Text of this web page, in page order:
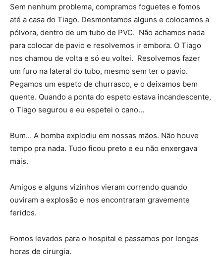
Sem nenhum problema, compramos foguetes e fomos
até a casa do Tiago. Desmontamos alguns e colocamos a
pólvora, dentro de um tubo de PVC. Não achamos nada
para colocar de pavio e resolvemos ir embora. O Tiago
nos chamou de volta e só eu voltei. Resolvemos fazer
um furo na lateral do tubo, mesmo sem ter o pavio.
Pegamos um espeto de churrasco, e o deixamos bem
quente. Quando a ponta do espeto estava incandescente,
o Tiago segurou e eu espetei o cano…
Bum… A bomba explodiu em nossas mãos. Não houve
tempo pra nada. Tudo ficou preto e eu não enxergava
mais.
Amigos e alguns vizinhos vieram correndo quando
ouviram a explosão e nos encontraram gravemente
feridos.
Fomos levados para o hospital e passamos por longas
horas de cirurgia.